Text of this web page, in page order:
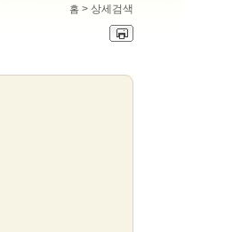
홈 > 상세검색